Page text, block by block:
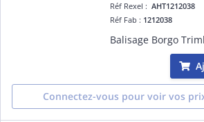
Réf Rexel :AHT1212038
Réf Fab : 1212038
Connectez-vous pour voir vos